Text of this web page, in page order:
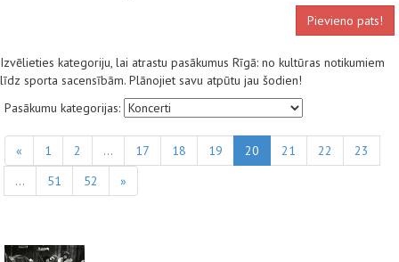
Pievieno pats!
Izvēlieties kategoriju, lai atrastu pasākumus Rīgā: no kultūras notikumiem
līdz sporta sacensībām. Plānojiet savu atpūtu jau šodien!
Pasākumu kategorijas:
« 1 2 ... 17 18 19 20 21 22
23
...
51 52 »